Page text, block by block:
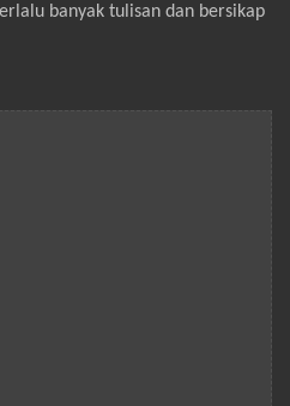
banyak tulisan dan bersikap